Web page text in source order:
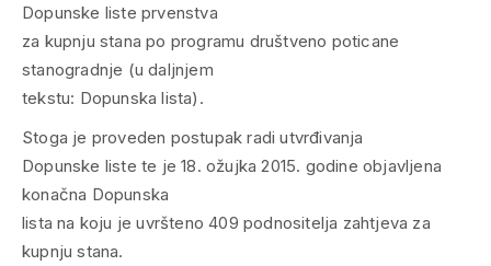
Dopunske liste prvenstva
za kupnju stana po programu društveno poticane
stanogradnje (u daljnjem
tekstu: Dopunska lista).
Stoga je proveden postupak radi utvrđivanja
Dopunske liste te je 18. ožujka 2015. godine objavljena
konačna Dopunska
lista na koju je uvršteno 409 podnositelja zahtjeva za
kupnju stana.